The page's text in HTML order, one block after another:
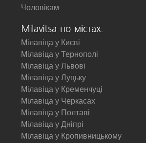
Чоловікам
Milavitsa по містах:
Мілавіца у Києві
Мілавіца у Тернополі
Мілавіца у Львові
Мілавіца у Луцьку
Мілавіца у Кременчуці
Мілавіца у Черкасах
Мілавіца у Полтаві
Мілавіца у Дніпрі
Мілавіца у Кропивницькому